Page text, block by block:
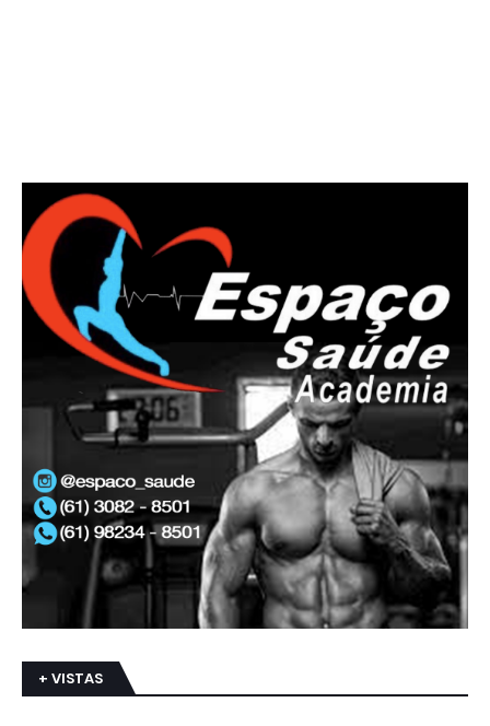
+ VISTAS